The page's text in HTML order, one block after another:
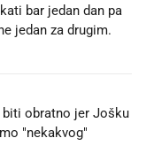
bar jedan dan pa
jedan za drugim.
biti obratno jer Jošku
"nekakvog"